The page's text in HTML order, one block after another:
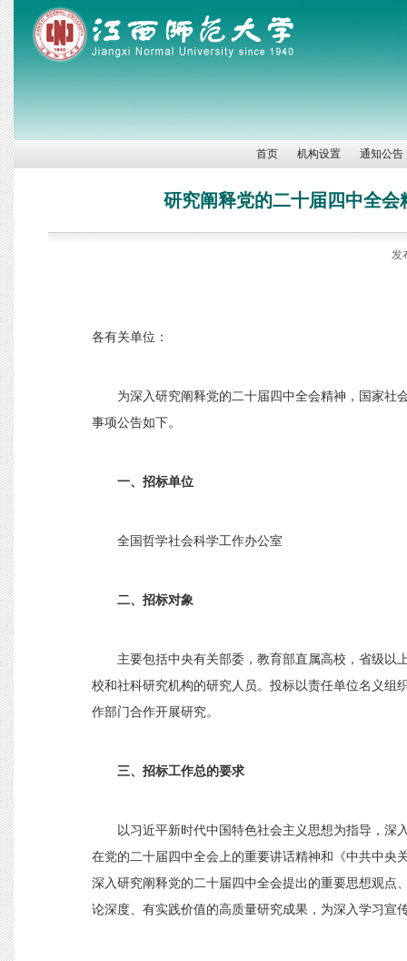
首页 机构设置 通知公告
研究阐释党的二十届四中全
发
各有关单位：
为深入研究阐释党的二十届四中全会精神，国家社
事项公告如下。
一、招标单位
全国哲学社会科学工作办公室
二、招标对象
主要包括中央有关部委，教育部直属高校，省级以
校和社科研究机构的研究人员。投标以责任单位名义组
作部门合作开展研究。
三、招标工作总的要求
以习近平新时代中国特色社会主义思想为指导，深
在党的二十届四中全会上的重要讲话精神和《中共中央
深入研究阐释党的二十届四中全会提出的重要思想观点
论深度、有实践价值的高质量研究成果，为深入学习宣